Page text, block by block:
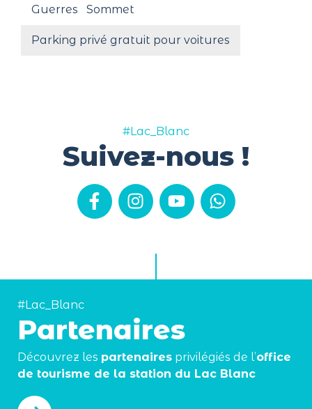
Guerres
Sommet
Parking privé gratuit pour voitures
#Lac_Blanc
Suivez-nous !
#Lac_Blanc
Partenaires
Découvrez les partenaires privilégiés de l’office
de tourisme de la station du Lac Blanc